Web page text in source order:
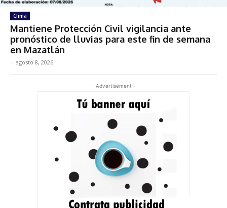
Clima
Mantiene Protección Civil vigilancia ante
pronóstico de lluvias para este fin de semana
en Mazatlán
- agosto 8, 2026
- Advertisement -